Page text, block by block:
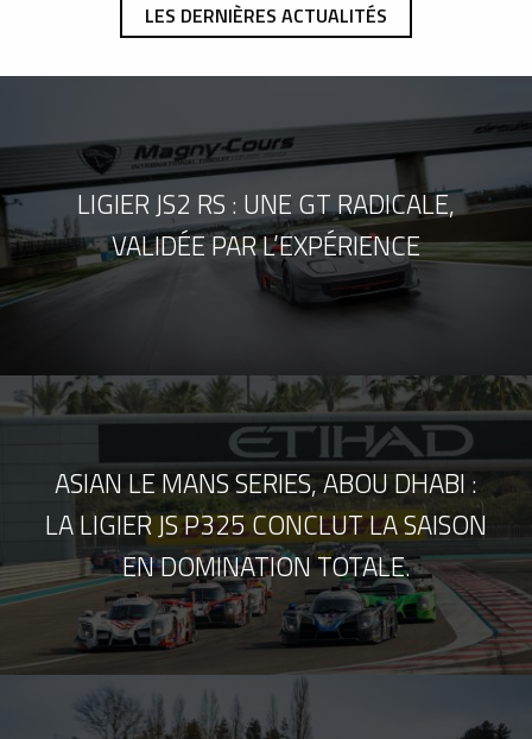
LES DERNIÈRES ACTUALITÉS
LIGIER JS2 RS : UNE GT RADICALE,
VALIDÉE PAR L’EXPÉRIENCE
ASIAN LE MANS SERIES, ABOU DHABI :
LA LIGIER JS P325 CONCLUT LA SAISON
EN DOMINATION TOTALE.